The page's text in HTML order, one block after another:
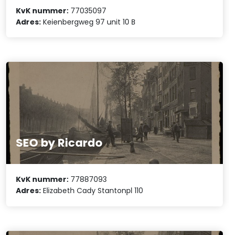
KvK nummer: 77035097
Adres: Keienbergweg 97 unit 10 B
SEO by Ricardo
KvK nummer: 77887093
Adres: Elizabeth Cady Stantonpl 110